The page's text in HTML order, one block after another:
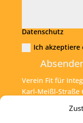
Datenschutz
Ich akzeptiere
Verein Fit für
Karl-Meißl-Straße